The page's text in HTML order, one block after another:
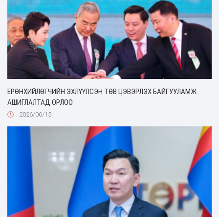
ЕРӨНХИЙЛӨГЧИЙН ЭХЛҮҮЛСЭН ТӨВ ЦЭВЭРЛЭХ БАЙГУУЛАМЖ
АШИГЛАЛТАД ОРЛОО
2026/06/15